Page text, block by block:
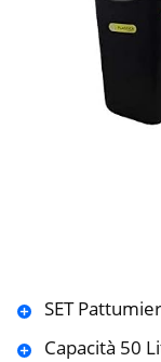
SET
Capacità 50